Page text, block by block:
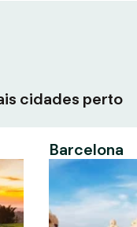
cidades perto
Barcelona